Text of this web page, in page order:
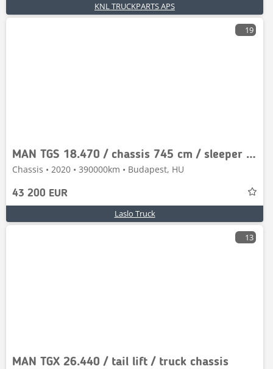
KNL TRUCKPARTS APS
19
MAN TGS 18.470 / chassis 745 cm / sleeper cab
Chassis • 2020 • 390000km • Budapest, HU
43 200 EUR
Laslo Truck
13
MAN TGX 26.440 / tail lift / truck chassis